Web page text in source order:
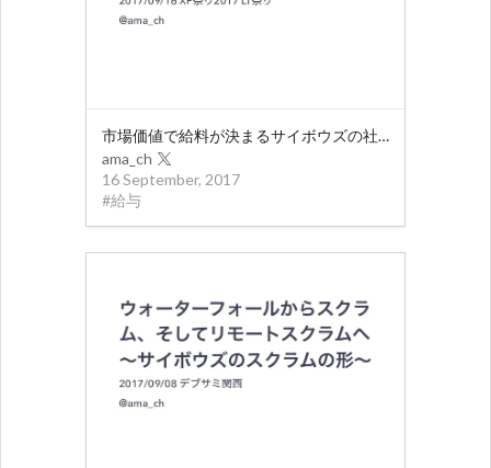
市場価値で給料が決まるサイボウズの社員だけど、転職ドラフトに参加して給与交渉に挑戦してみました
ama_ch
16 September, 2017
#給与